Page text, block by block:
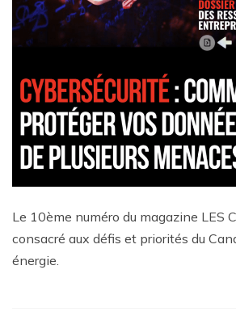
Le 10ème numéro du magazine LES
consacré aux défis et priorités du
énergie.